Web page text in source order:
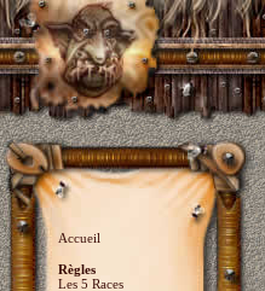
Accueil
Règles
Les 5 Races